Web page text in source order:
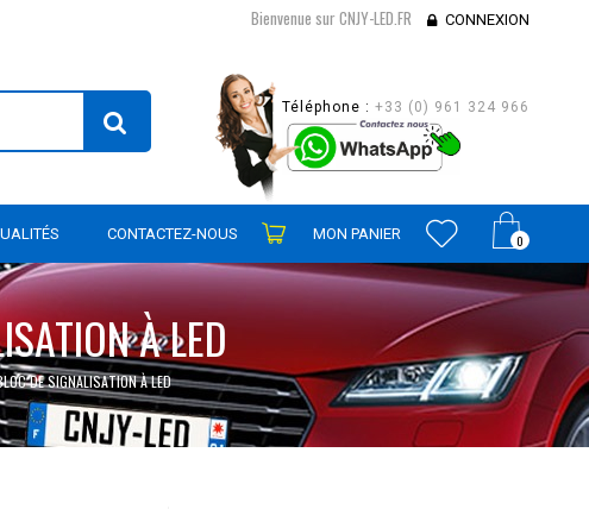
Bienvenue sur CNJY-LED.FR CONNEXION
Téléphone : +33 (0) 961 324 966
0
CONTACTEZ-NOUS MON PANIER
À LED
DE SIGNALISATION À LED